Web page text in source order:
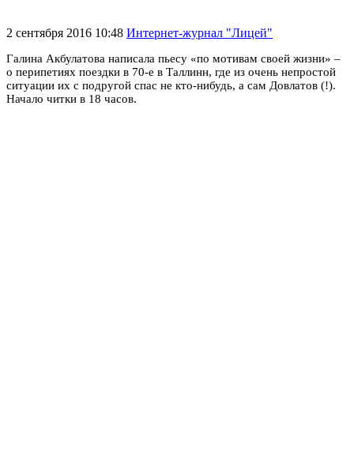
2 сентября 2016 10:48 Интернет-журнал "Лицей"
Галина Акбулатова написала пьесу «по мотивам своей жизни» –
о перипетиях поездки в 70-е в Таллинн, где из очень непростой
ситуации их с подругой спас не кто-нибудь, а сам Довлатов (!).
Начало читки в 18 часов.